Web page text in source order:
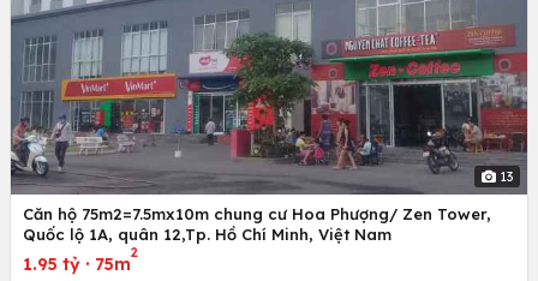
13
Căn hộ 75m2=7.5mx10m chung cư Hoa Phượng/ Zen Tower,
Quốc lộ 1A, quân 12,Tp. Hồ Chí Minh, Việt Nam
1.95 tỷ · 75m
2